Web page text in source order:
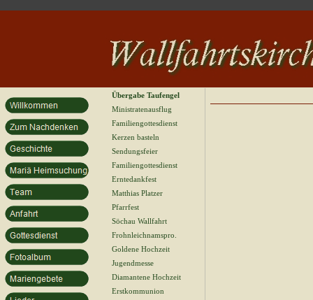
Übergabe Taufengel
Ministratenausflug
Familiengottesdienst
Kerzen basteln
Sendungsfeier
Familiengottesdienst
Erntedankfest
Matthias Platzer
Pfarrfest
Söchau Wallfahrt
Frohnleichnamspro.
Goldene Hochzeit
Jugendmesse
Diamantene Hochzeit
Erstkommunion